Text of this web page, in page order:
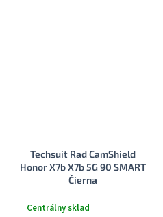
Techsuit Rad CamShield
Honor X7b X7b 5G 90 SMART
Čierna
Centrálny sklad